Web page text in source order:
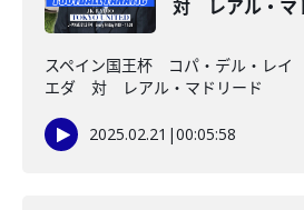
対 レアル・マ
スペイン国王杯 コパ・デル・レイ
エダ 対 レアル・マドリード
2025.02.21 |00:05:58